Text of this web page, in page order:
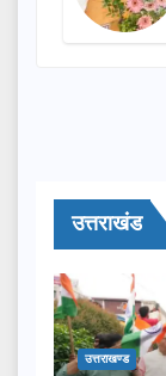
उत्तराखंड
उत्तराखण्ड